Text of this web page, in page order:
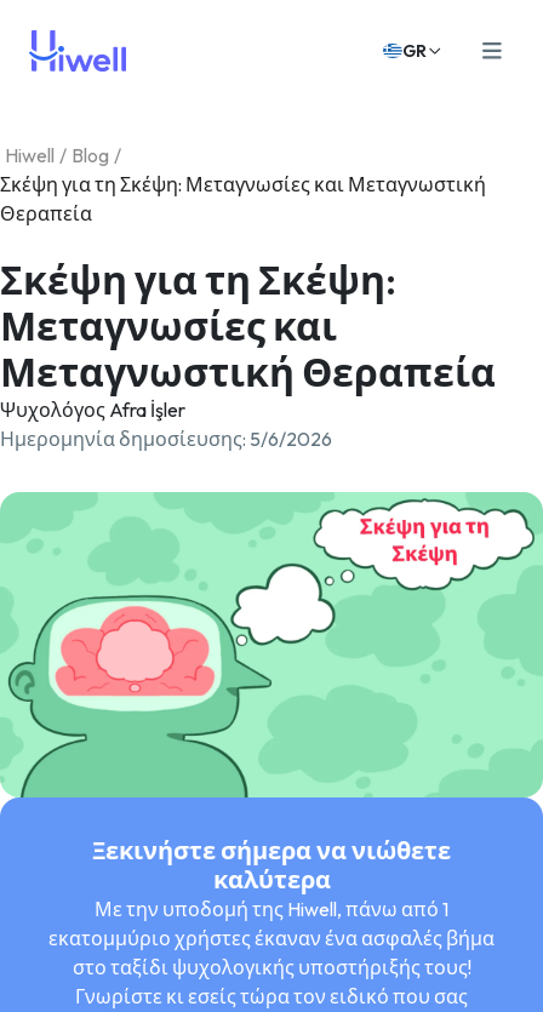
GR
Hiwell / Blog /
Σκέψη για τη Σκέψη: Μεταγνωσίες και Μεταγνωστική
Θεραπεία
Σκέψη για τη Σκέψη:
Μεταγνωσίες και
Μεταγνωστική Θεραπεία
Ψυχολόγος Afra İşler
Ημερομηνία δημοσίευσης: 5/6/2026
Ξεκινήστε σήμερα να νιώθετε
καλύτερα
Με την υποδομή της Hiwell, πάνω από 1
εκατομμύριο χρήστες έκαναν ένα ασφαλές βήμα
στο ταξίδι ψυχολογικής υποστήριξής τους!
Γνωρίστε κι εσείς τώρα τον ειδικό που σας